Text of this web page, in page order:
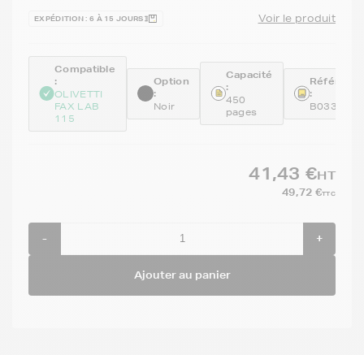
EXPÉDITION : 6 À 15 JOURS Voir le produit
Compatible
:
OLIVETTI
FAX LAB
115
Option
:
Noir
Capacité
:
450
pages
:
B0336
41,43 €HT
49,72 €TTC
- +
Ajouter au panier